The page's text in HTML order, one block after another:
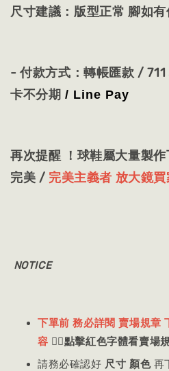
尺寸建議：版型正常 腳如
- 付款方式：轉帳匯款 /
卡不分期 / Line Pay
再次提醒 ！球鞋屬大量製
完美 / 完美主義者 放大鏡買
NOTICE
下單前 務必詳閱 賣場規章
容 👈🏻點擊紅色字體看賣場
請務必確認好 尺寸 顏色再